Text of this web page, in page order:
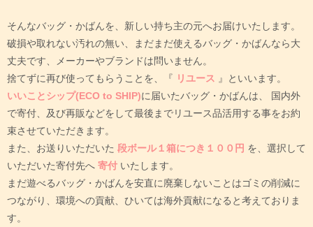
そんなバッグ・かばんを、新しい持ち主の元へお届けいたします。
破損や取れない汚れの無い、まだまだ使えるバッグ・かばんなら大
丈夫です、メーカーやブランドは問いません。
捨てずに再び使ってもらうことを、『 リユース 』といいます。
いいことシップ(ECO to SHIP)に届いたバッグ・かばんは、
国内外
で寄付、及び再販などをして最後までリユース品活用する事をお約
束させていただきます。
また、お送りいただいた 段ボール１箱につき１００円 を、選択して
いただいた寄付先へ 寄付 いたします。
まだ遊べるバッグ・かばんを安直に廃棄しないことはゴミの削減に
つながり、環境への貢献、ひいては海外貢献になると考えておりま
す。